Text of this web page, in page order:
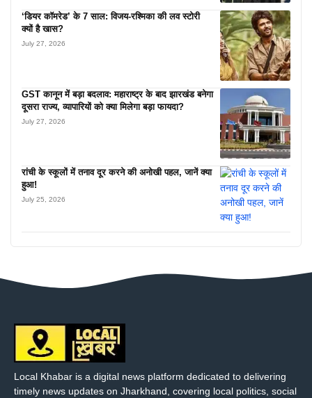
‘डियर कॉमरेड’ के 7 साल: विजय-रश्मिका की लव स्टोरी
क्यों है खास?
July 27, 2026
GST कानून में बड़ा बदलाव: महाराष्ट्र के बाद झारखंड बनेगा
दूसरा राज्य, व्यापारियों को क्या मिलेगा बड़ा फायदा?
July 27, 2026
रांची के स्कूलों में तनाव दूर करने की अनोखी पहल, जानें क्या
हुआ!
July 25, 2026
Local Khabar is a digital news platform dedicated to delivering
timely news updates on Jharkhand, covering local politics, social